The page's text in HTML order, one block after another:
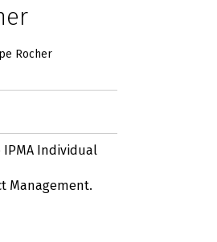
Rocher
Individual
Management.